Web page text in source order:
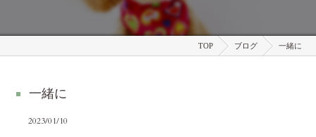
TOP ブログ 一緒に
一緒に
2023/01/10